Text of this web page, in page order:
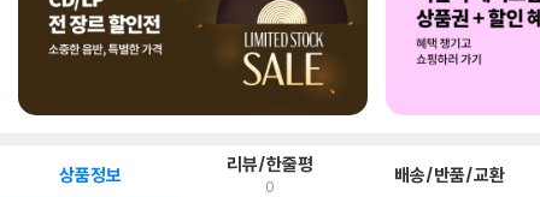
상품정보 리뷰/한줄평
0 배송/반품/교환